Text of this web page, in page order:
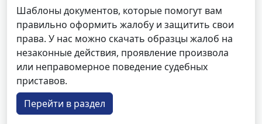
Шаблоны документов, которые помогут вам
правильно оформить жалобу и защитить свои
права. У нас можно скачать образцы жалоб на
незаконные действия, проявление произвола
или неправомерное поведение судебных
приставов.
Перейти в раздел